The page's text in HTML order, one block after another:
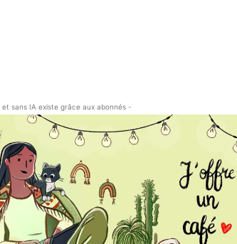
sans IA existe grâce aux abonnés -